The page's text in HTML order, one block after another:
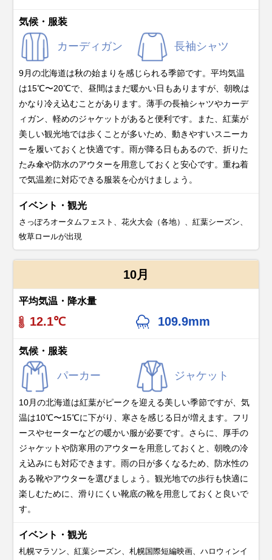
気候・服装
カーディガン 長袖シャツ
9月の北海道は秋の始まりを感じられる季節です。平均気温
は15℃〜20℃で、昼間はまだ暖かい日もありますが、朝晩は
かなり冷え込むことがあります。薄手の長袖シャツやカーデ
ィガン、軽めのジャケットがあると便利です。また、紅葉が
美しい観光地では歩くことが多いため、動きやすいスニーカ
ーを履いておくと快適です。雨が降る日もあるので、折りた
たみ傘や防水のアウターを用意しておくと安心です。重ね着
で気温差に対応できる服装を心がけましょう。
イベント・観光
さっぽろオータムフェスト、花火大会（各地）、紅葉シーズン、
牧草ロールが出現
10月
平均気温・降水量
12.1℃ 109.9mm
気候・服装
パーカー ジャケット
10月の北海道は紅葉がピークを迎える美しい季節ですが、気
温は10℃〜15℃に下がり、寒さを感じる日が増えます。フリ
ースやセーターなどの暖かい服が必要です。さらに、厚手の
ジャケットや防寒用のアウターを用意しておくと、朝晩の冷
え込みにも対応できます。雨の日が多くなるため、防水性の
ある靴やアウターを選びましょう。観光地での歩行も快適に
楽しむために、滑りにくい靴底の靴を用意しておくと良いで
す。
イベント・観光
札幌マラソン、紅葉シーズン、札幌国際短編映画、ハロウィンイ